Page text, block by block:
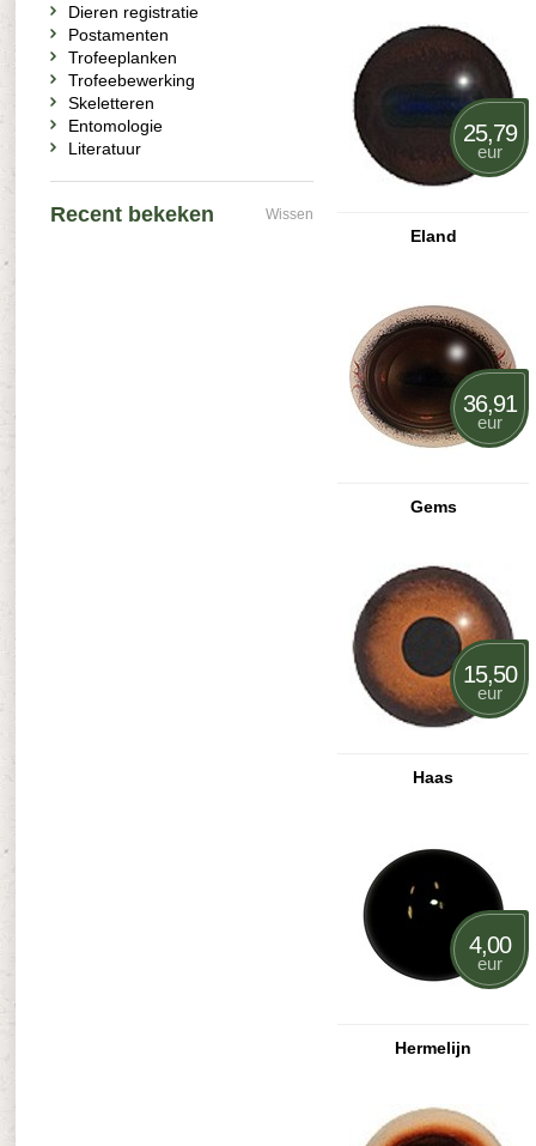
Eland
25,79
eur
Gems
36,91
eur
Haas
15,50
eur
Hermelijn
4,00
eur
Dieren registratie
Postamenten
Trofeeplanken
Trofeebewerking
Skeletteren
Entomologie
Literatuur
Recent bekeken Wissen